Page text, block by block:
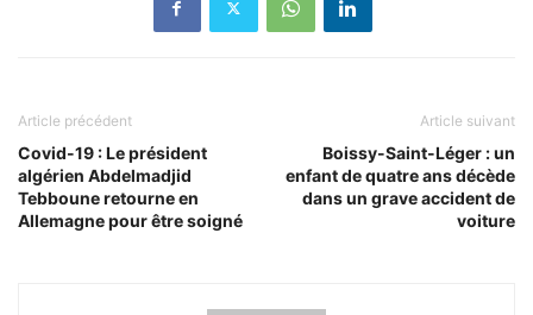
Article précédent
Covid-19 : Le président
algérien Abdelmadjid
Tebboune retourne en
Allemagne pour être soigné
Article suivant
Boissy-Saint-Léger : un
enfant de quatre ans décède
dans un grave accident de
voiture